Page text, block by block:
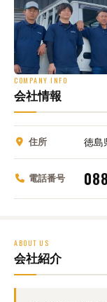
COMPANY INFO
会社情報
住所 徳島
電話番号
ABOUT US
会社紹介